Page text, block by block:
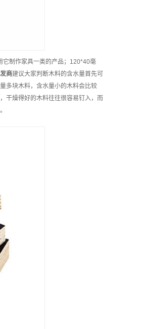
它制作家具一类的产品；120*40毫
商建议大家判断木料的含水量首先可
多块木料，含水量小的木料会比较
干燥得好的木料往往很容易钉入，而